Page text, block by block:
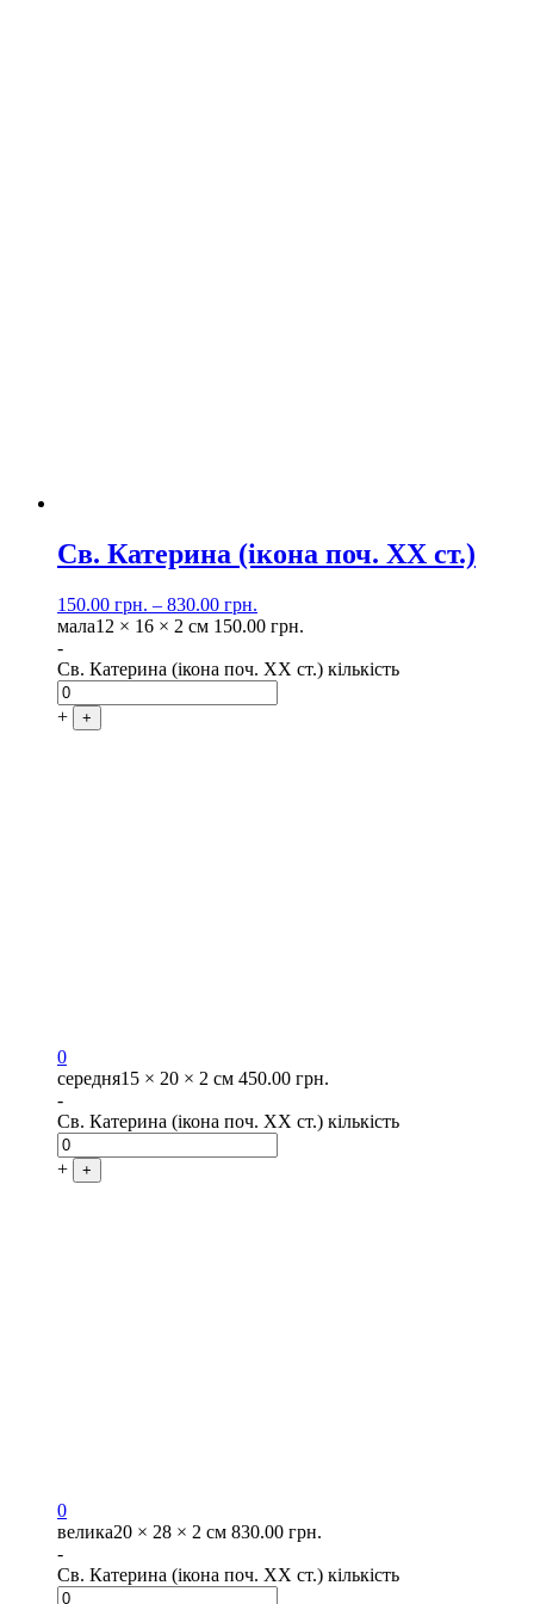
Св. Катерина (ікона поч. XX ст.)
150.00 грн. – 830.00 грн.
мала12 × 16 × 2 см 150.00 грн.
-
Св. Катерина (ікона поч. XX ст.) кількість
+ +
0
середня15 × 20 × 2 см 450.00 грн.
-
Св. Катерина (ікона поч. XX ст.) кількість
+ +
0
велика20 × 28 × 2 см 830.00 грн.
-
Св. Катерина (ікона поч. XX ст.) кількість